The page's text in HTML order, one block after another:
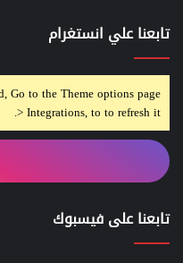
تابعنا علي انستغرام
Go to the Theme options page
> Integrations, to to refresh it.
تابعنا على فيسبوك